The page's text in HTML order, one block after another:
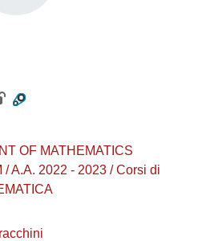
OF MATHEMATICS
A.A. 2022 - 2023 / Corsi di